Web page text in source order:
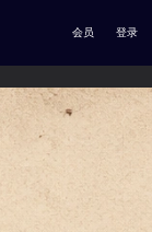
会员 登录